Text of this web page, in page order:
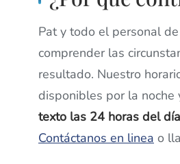
Pat y todo el personal
comprender las
resultado. Nuestro
disponibles por la noche
texto las 24 horas del
Contáctanos en linea o